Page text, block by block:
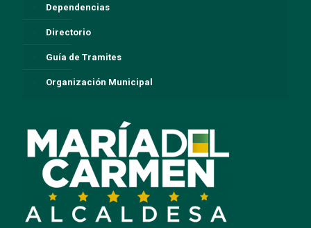
Dependencias
Directorio
Guía de Tramites
Organización Municipal